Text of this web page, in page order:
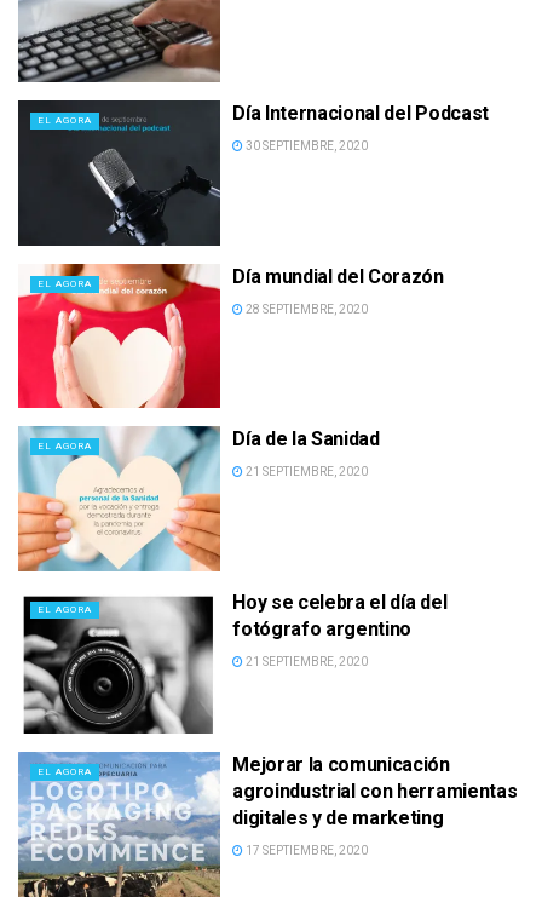
EL AGORA Día Internacional del Podcast
30 SEPTIEMBRE, 2020
EL AGORA Día mundial del Corazón
28 SEPTIEMBRE, 2020
EL AGORA Día de la Sanidad
21 SEPTIEMBRE, 2020
EL AGORA
Hoy se celebra el día del
fotógrafo argentino
21 SEPTIEMBRE, 2020
EL AGORA
Mejorar la comunicación
agroindustrial con herramientas
digitales y de marketing
17 SEPTIEMBRE, 2020